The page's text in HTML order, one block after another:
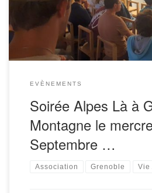
nouveaux, et préparer la
EVÈNEMENTS
Soirée Alpes Là à
Montagne le
Septembre …
Association Grenoble Vie